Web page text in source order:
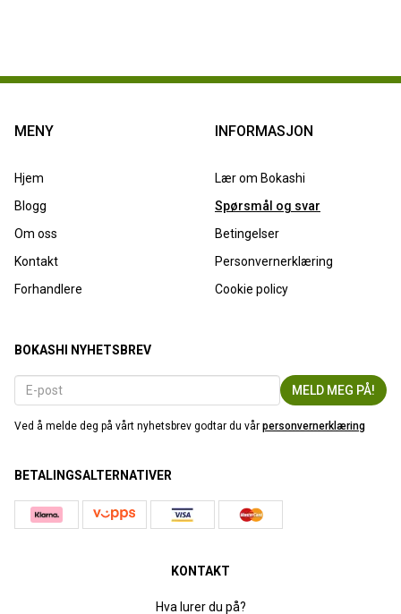
MENY
Hjem
Blogg
Om oss
Kontakt
Forhandlere
INFORMASJON
Lær om Bokashi
Spørsmål og svar
Betingelser
Personvernerklæring
Cookie policy
BOKASHI NYHETSBREV
Ved å melde deg på vårt nyhetsbrev godtar du vår personvernerklæring
BETALINGSALTERNATIVER
KONTAKT
Hva lurer du på?